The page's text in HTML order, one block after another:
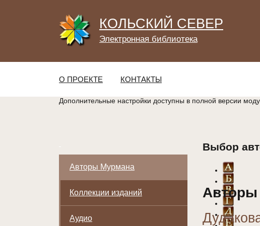
КОЛЬСКИЙ СЕВЕР
Электронная библиотека
О ПРОЕКТЕ КОНТАКТЫ
Дополнительные настройки доступны в полной версии
Авторы Мурмана
Коллекции изданий
Аудио
Выбор